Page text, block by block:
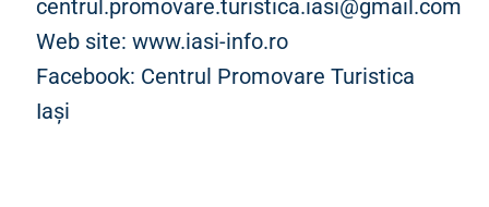
centrul.promovare.turistica.iasi@gmail.com
Web site: www.iasi-info.ro
Facebook: Centrul Promovare Turistica
Iași